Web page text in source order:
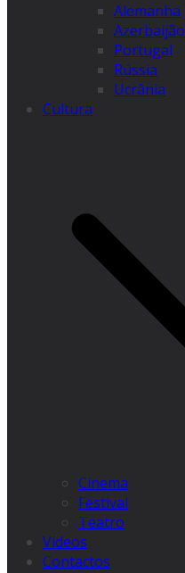
Alemanha
Azerbaijão
Portugal
Rússia
Ucrânia
Cultura
Cinema
Festival
Teatro
Videos
Contactos